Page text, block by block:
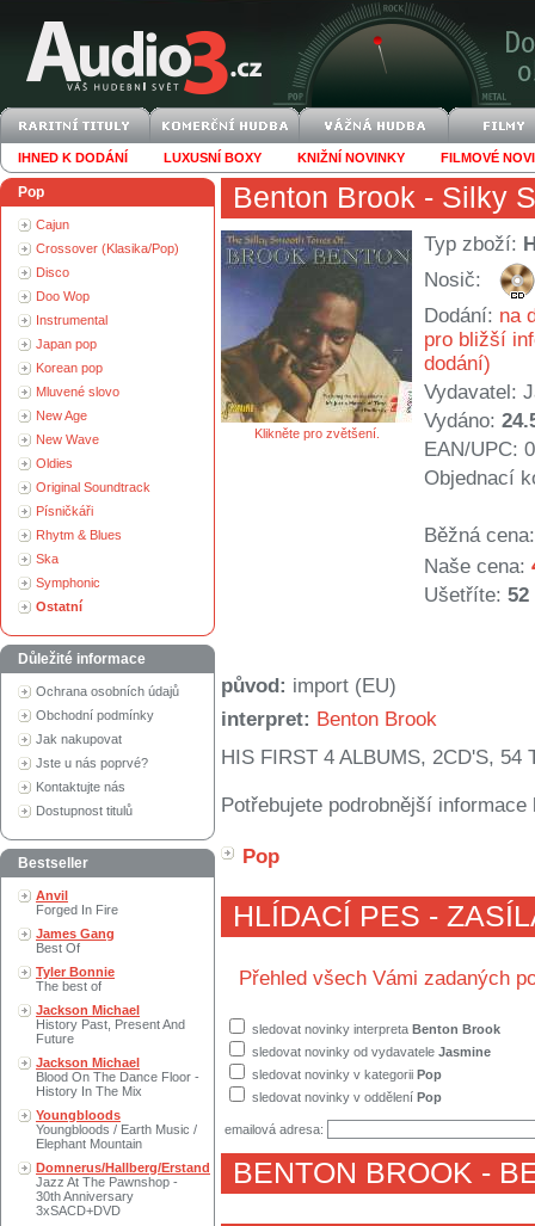
IHNED K DODÁNÍ LUXUSNÍ BOXY KNIŽNÍ NOVINKY FILMOVÉ
Pop
Cajun
Crossover (Klasika/Pop)
Disco
Doo Wop
Instrumental
Japan pop
Korean pop
Mluvené slovo
New Age
New Wave
Oldies
Original Soundtrack
Písničkáři
Rhytm & Blues
Ska
Symphonic
Ostatní
Důležité informace
Ochrana osobních údajů
Obchodní podmínky
Jak nakupovat
Jste u nás poprvé?
Kontaktujte nás
Dostupnost titulů
Bestseller
Anvil
Forged In Fire
James Gang
Best Of
Tyler Bonnie
The best of
Jackson Michael
History Past, Present And
Future
Jackson Michael
Blood On The Dance Floor -
History In The Mix
Youngbloods
Youngbloods / Earth Music /
Elephant Mountain
Domnerus/Hallberg/Erstand
Jazz At The Pawnshop -
30th Anniversary
3xSACD+DVD
Benton Brook - Silky
Klikněte pro zvětšení.
Typ zboží:
Nosič:
Dodání: na
pro bližší
dodání)
Vydavatel:
Vydáno:
EAN/UPC:
Objednací
Běžná cena:
Naše cena:
Ušetříte: 52
původ: import (EU)
interpret: Benton Brook
HIS FIRST 4 ALBUMS, 2CD'S, 54
Potřebujete podrobnější
Pop
HLÍDACÍ PES -
Přehled všech Vámi zadaných
sledovat novinky interpreta Benton Brook
sledovat novinky od vydavatele Jasmine
sledovat novinky v kategorii Pop
sledovat novinky v oddělení Pop
emailová adresa:
BENTON BROOK -